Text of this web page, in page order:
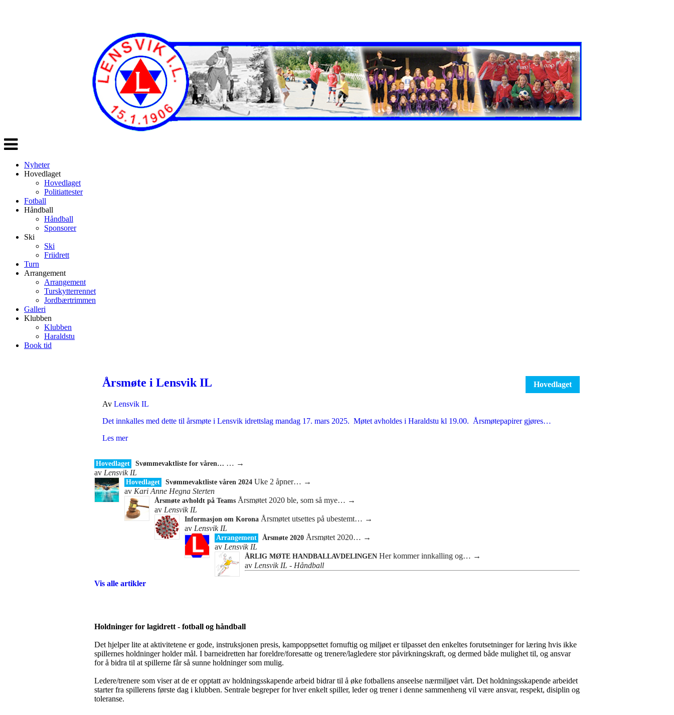
Veksle
navigasjon
Nyheter
Hovedlaget
Hovedlaget
Politiattester
Fotball
Håndball
Håndball
Sponsorer
Ski
Ski
Friidrett
Turn
Arrangement
Arrangement
Turskytterrennet
Jordbærtrimmen
Galleri
Klubben
Klubben
Haraldstu
Book tid
Hovedlaget
Årsmøte i Lensvik IL
Av Lensvik IL
Det innkalles med dette til årsmøte i Lensvik idrettslag mandag 17. mars 2025. Møtet avholdes i Haraldstu kl 19.00. Årsmøtepapirer gjøres…
Les mer
Hovedlaget Svømmevaktliste for våren… … →
av Lensvik IL
Hovedlaget Svømmevaktliste våren 2024 Uke 2 åpner… →
av Kari Anne Hegna Sterten
Årsmøte avholdt på Teams Årsmøtet 2020 ble, som så mye… →
av Lensvik IL
Informasjon om Korona Årsmøtet utsettes på ubestemt… →
av Lensvik IL
Arrangement Årsmøte 2020 Årsmøtet 2020… →
av Lensvik IL
ÅRLIG MØTE HANDBALLAVDELINGEN Her kommer innkalling og… →
av Lensvik IL - Håndball
Vis alle artikler
Holdninger for lagidrett - fotball og håndball
Det hjelper lite at aktivitetene er gode, instruksjonen presis, kampoppsettet fornuftig og miljøet er tilpasset den enkeltes forutsetninger for læring hvis ikke
spillernes holdninger holder mål. I barneidretten har foreldre/foresatte og trenere/lagledere stor påvirkningskraft, og dermed både mulighet til, og ansvar
for å bidra til at spillerne får så sunne holdninger som mulig.
Ledere/trenere som viser at de er opptatt av holdningsskapende arbeid bidrar til å øke fotballens anseelse nærmiljøet vårt. Det holdningsskapende arbeidet
starter fra spillerens første dag i klubben. Sentrale begreper for hver enkelt spiller, leder og trener i denne sammenheng vil være ansvar, respekt, disiplin og
toleranse.